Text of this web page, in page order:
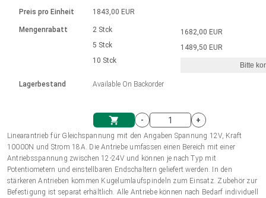
Einheitssystem
Einkaufswagen
Hubmagnete
230 - 50 Hz | 110 - 60 Hz
Drehzahlregelung für die AIS-Serie
Bürstenlose Gleichstrommotoren
mit Planetengetriebe und internem
Ø 28-42| 1-1400 rpm | <= 290Ncm
Bürstenlose DC Motor Controller
Gleichstrommotoren mit
Schneckengetriebe und Bürsten
Ø43-124mm | 31-425rpm | ≤ 41Nm
Treiber für Gleichstrommotoren mit
Synchron-Asynchron | für 1-4 Elektrozylinder
Synchron-Asynchron | für 1-4 Elektrozylinder
Français (EUR)
Polski (EUR)
Norsk (NOK)
Preis pro Einheit
Mengenrabatt
Lagerbestand
1843,00 EUR
2 Stck
5 Stck
10 Stck
Available On Backorder
1682,00 EUR
1489,50 EUR
Bitte
-
+
Linearantrieb für Gleichspannung mit den Angaben Spannung 12V, Kraft
10000N und Strom 18A. Die Antriebe umfassen einen Bereich mit einer
Antriebsspannung zwischen 12-24V und können je nach Typ mit
Potentiometern und einstellbaren Endschaltern geliefert werden. In den
stärkeren Antrieben kommen Kugelumlaufspindeln zum Einsatz. Zubehör zur
Befestigung ist separat erhältlich. Alle Antriebe können nach Bedarf individuell